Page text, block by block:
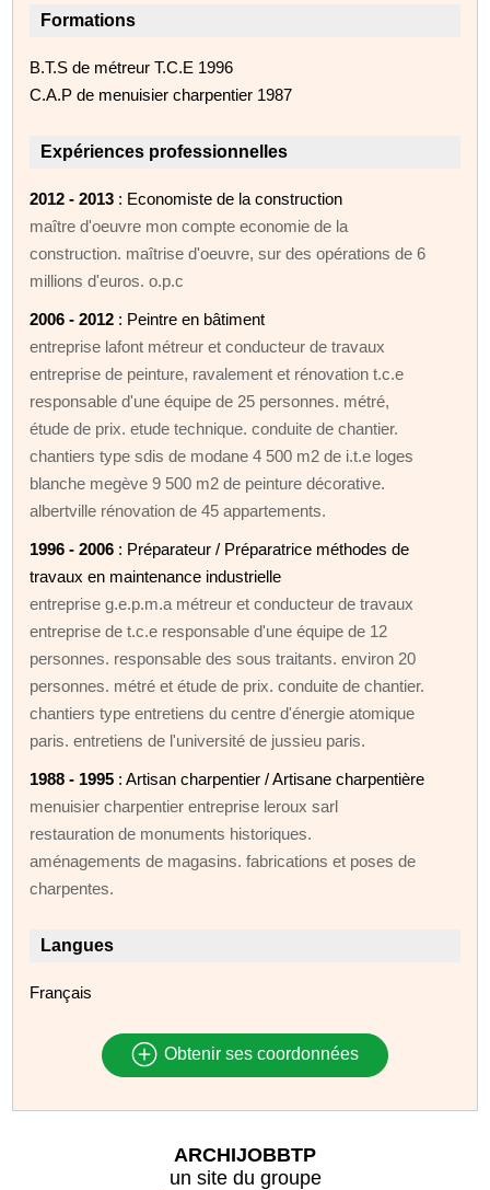
Formations
B.T.S de métreur T.C.E 1996
C.A.P de menuisier charpentier 1987
Expériences professionnelles
2012 - 2013 : Economiste de la construction
maître d'oeuvre mon compte economie de la
construction. maîtrise d'oeuvre, sur des opérations de 6
millions d'euros. o.p.c
2006 - 2012 : Peintre en bâtiment
entreprise lafont métreur et conducteur de travaux
entreprise de peinture, ravalement et rénovation t.c.e
responsable d'une équipe de 25 personnes. métré,
étude de prix. etude technique. conduite de chantier.
chantiers type sdis de modane 4 500 m2 de i.t.e loges
blanche megève 9 500 m2 de peinture décorative.
albertville rénovation de 45 appartements.
1996 - 2006 : Préparateur / Préparatrice méthodes de
travaux en maintenance industrielle
entreprise g.e.p.m.a métreur et conducteur de travaux
entreprise de t.c.e responsable d'une équipe de 12
personnes. responsable des sous traitants. environ 20
personnes. métré et étude de prix. conduite de chantier.
chantiers type entretiens du centre d'énergie atomique
paris. entretiens de l'université de jussieu paris.
1988 - 1995 : Artisan charpentier / Artisane charpentière
menuisier charpentier entreprise leroux sarl
restauration de monuments historiques.
aménagements de magasins. fabrications et poses de
charpentes.
Langues
Français
Obtenir ses coordonnées
ARCHIJOBBTP
un site du groupe